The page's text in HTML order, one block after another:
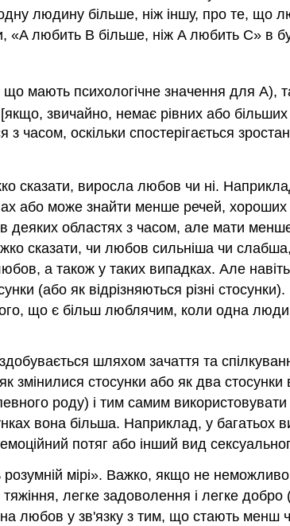
людину більше, ніж іншу, про те, що
«A любить B більше, ніж A любить C» в
мають психологічне значення для A),
звичайно, немає рівних або більших
оскільки спостерігається
сказати, виросла любов чи ні.
або може знайти менше речей,
деяких областях з часом, але мати
сказати, чи любов сильніша чи
а також у таких випадках. Але навіть
(або як відрізняються різні
що є більш люблячим, коли одна
шляхом зачаття та
змінилися стосунки або як два
роду) і тим самим
вона більша. Наприклад, у багатьох
потяг або інший вид
розумній мірі». Важко, якщо не
легке задоволення і легке
любов у зв'язку з тим, що стають менш